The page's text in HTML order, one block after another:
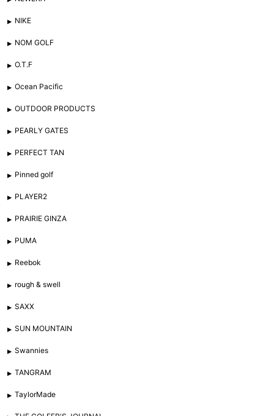
NIKE
NOM GOLF
O.T.F
Ocean Pacific
OUTDOOR PRODUCTS
PEARLY GATES
PERFECT TAN
Pinned golf
PLAYER2
PRAIRIE GINZA
PUMA
Reebok
rough & swell
SAXX
SUN MOUNTAIN
Swannies
TANGRAM
TaylorMade